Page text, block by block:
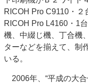
RICOH Pro C9110・２
RICOH Pro L4160・1
機、中綴じ機、丁合機
ターなどを揃えて、制
いる。
2006年、“平成の大合